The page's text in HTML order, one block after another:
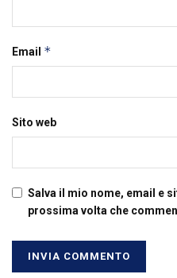
Email *
Sito web
Salva il mio nome, email e
prossima volta che